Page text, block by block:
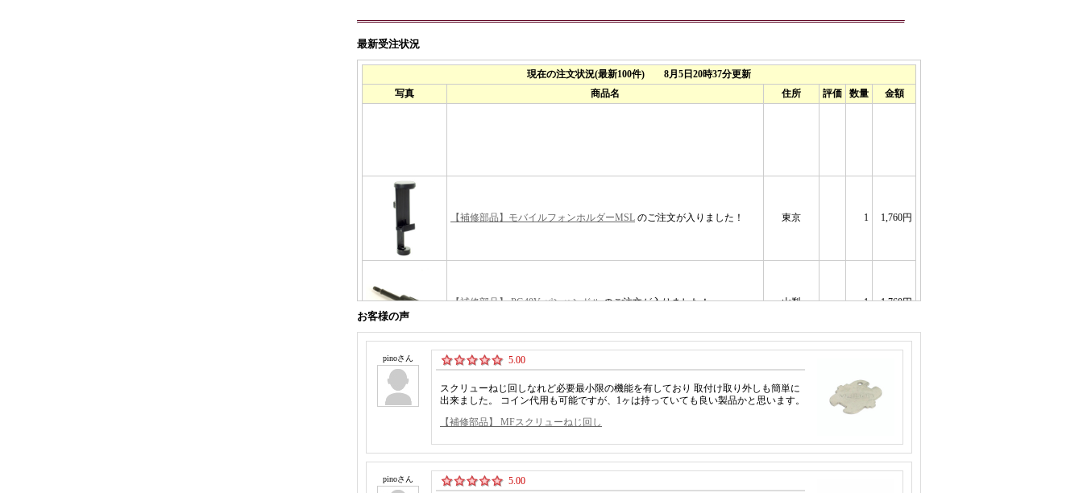
最新受注状況
お客様の声